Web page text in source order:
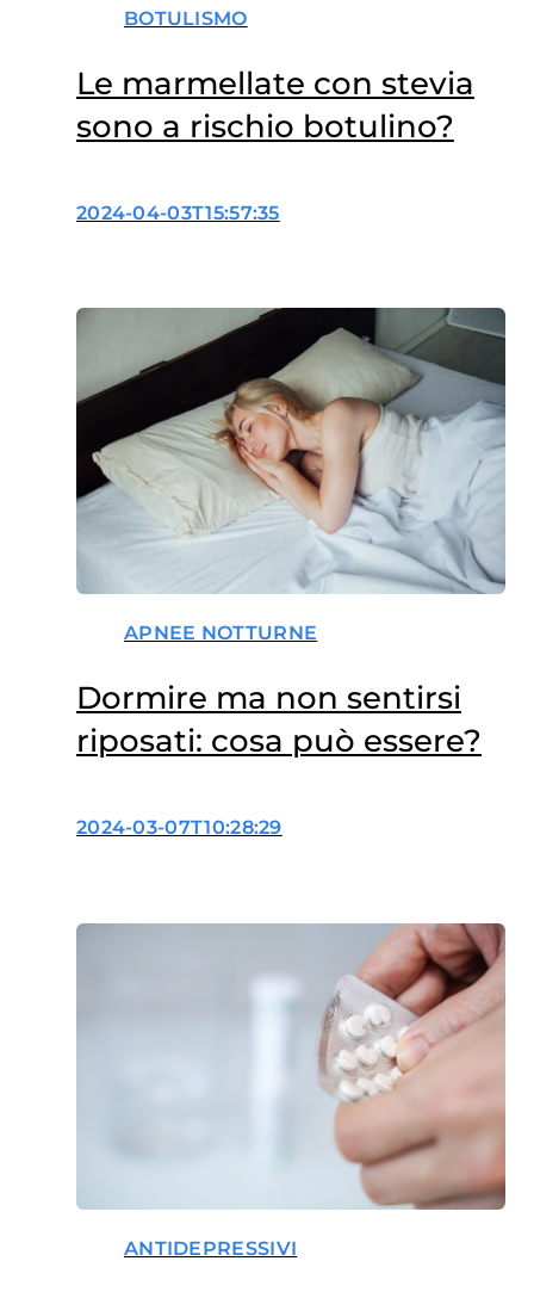
BOTULISMO
Le marmellate con stevia
sono a rischio botulino?
2024-04-03T15:57:35
APNEE NOTTURNE
Dormire ma non sentirsi
riposati: cosa può essere?
2024-03-07T10:28:29
ANTIDEPRESSIVI